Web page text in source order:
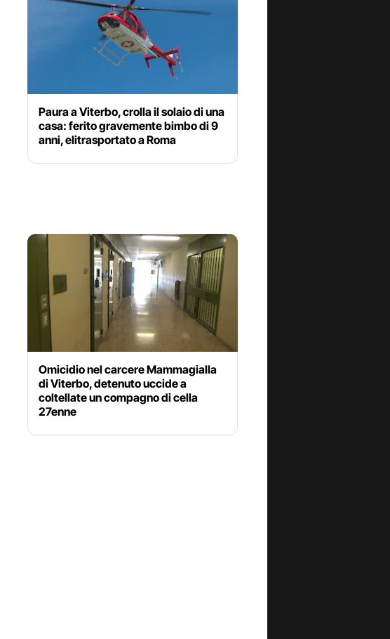
Paura a Viterbo, crolla il solaio di una
casa: ferito gravemente bimbo di 9
anni, elitrasportato a Roma
Omicidio nel carcere Mammagialla
di Viterbo, detenuto uccide a
coltellate un compagno di cella
27enne